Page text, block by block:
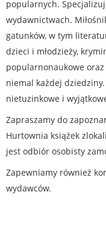
popularnych.
wydawnictwach.
gatunków, w tym
dzieci i młodzieży,
popularnonaukowe
niemal każdej
nietuzinkowe i
Zapraszamy do
Hurtownia książek
jest odbiór osobisty
Zapewniamy również
wydawców.